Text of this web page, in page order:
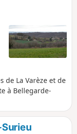
de La Varèze et de
à Bellegarde-